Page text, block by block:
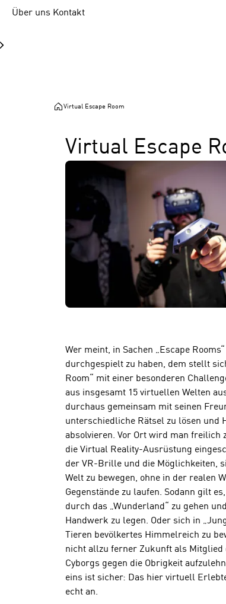
Über uns Kontakt
Virtual Escape Room
Virtual Escape
Wer meint, in Sachen „Escape
durchgespielt zu haben, dem stellt
Room“ mit einer besonderen
aus insgesamt 15 virtuellen Welten
durchaus gemeinsam mit seinen
unterschiedliche Rätsel zu lösen und
absolvieren. Vor Ort wird man freilich
die Virtual Reality-Ausrüstung
der VR-Brille und die Möglichkeiten,
Welt zu bewegen, ohne in der realen
Gegenstände zu laufen. Sodann gilt
durch das „Wunderland“ zu gehen
Handwerk zu legen. Oder sich in
Tieren bevölkertes Himmelreich zu
nicht allzu ferner Zukunft als Mitglied
Cyborgs gegen die Obrigkeit
eins ist sicher: Das hier virtuell
echt an.